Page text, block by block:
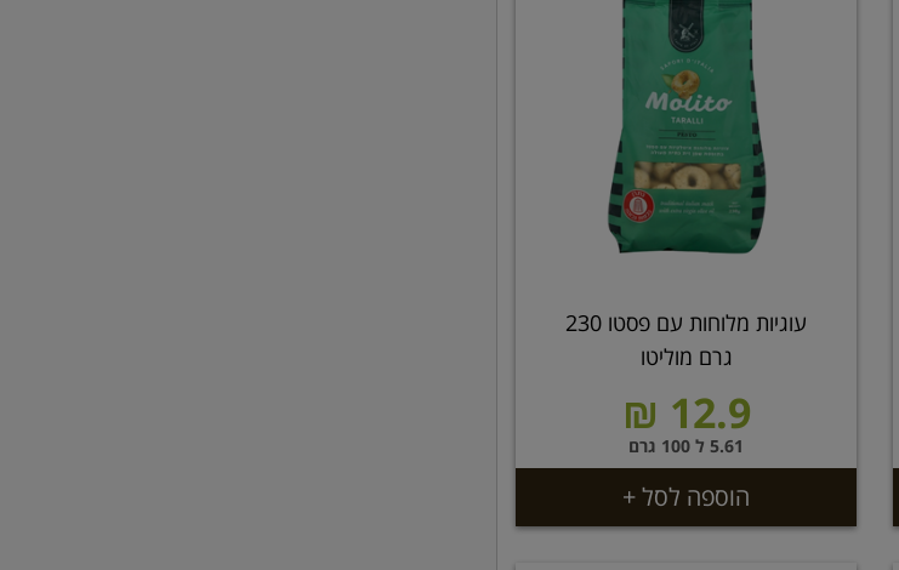
עוגיות מלוחות עם פסטו 230
גרם מוליטו
12.9 ₪
5.61 ל 100 גרם
הוספה לסל +